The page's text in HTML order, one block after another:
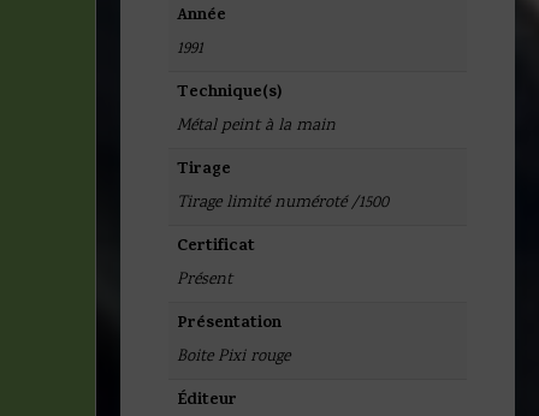
Année
1991
Technique(s)
Métal peint à la main
Tirage
Tirage limité numéroté /1500
Certificat
Présent
Présentation
Boite Pixi rouge
Éditeur